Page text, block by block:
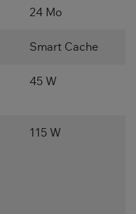
24 Mo
Smart Cache
45 W
115 W